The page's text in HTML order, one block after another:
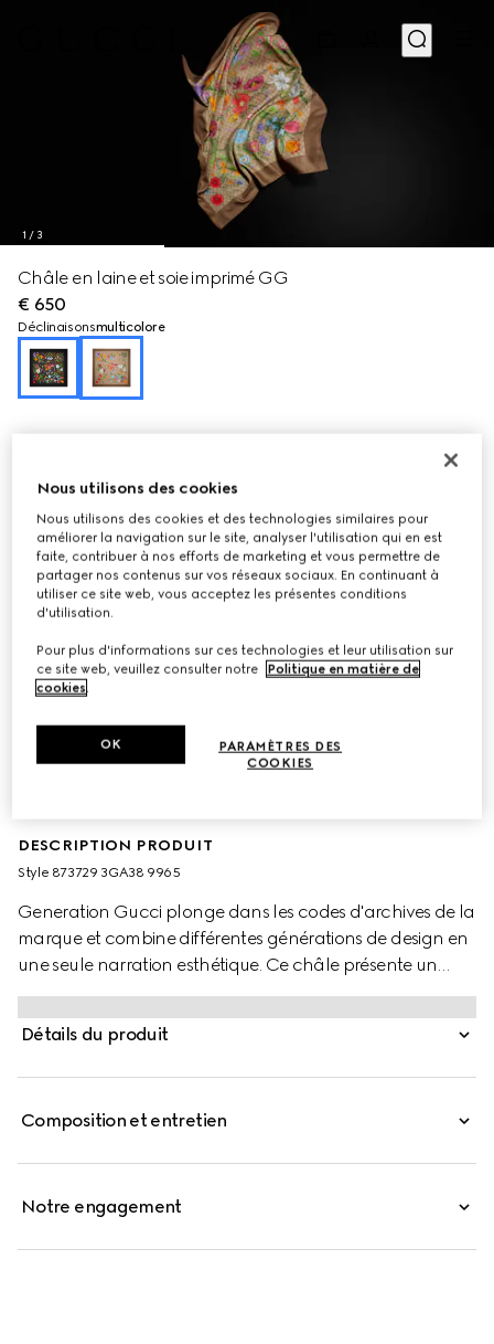
1 / 3
Châle en laine et soie imprimé GG
€ 650
Déclinaisonsmulticolore
DESCRIPTION PRODUIT
Style ‎873729 3GA38 9965
Generation Gucci plonge dans les codes d'archives de la
marque et combine différentes générations de design en
une seule narration esthétique. Ce châle présente un
imprimé Gucci Flora intégral avec une bordure ton sur
ton.
Détails du produit
Composition et entretien
Notre engagement
Nous utilisons des cookies
Nous utilisons des cookies et des technologies similaires pour
améliorer la navigation sur le site, analyser l'utilisation qui en est
faite, contribuer à nos efforts de marketing et vous permettre de
partager nos contenus sur vos réseaux sociaux. En continuant à
utiliser ce site web, vous acceptez les présentes conditions
d'utilisation.
Pour plus d'informations sur ces technologies et leur utilisation sur
ce site web, veuillez consulter notre
Politique en matière de
cookies.
PARAMÈTRES DES
COOKIES
OK